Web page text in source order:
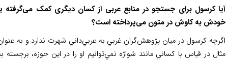
کرسول برای جستجو در منابع عربی از کسان دیگری کمک می‌گرفته یا
به کاوش در متون می‌پرداخته است؟
کرسول در ميان پژوهش‌گران غربي به عربي‌داني شهرت ندارد و به عنوان
در قياس با كساني مانند سُواژه نمي‌توانيم او را در اين حوزه، برجسته به